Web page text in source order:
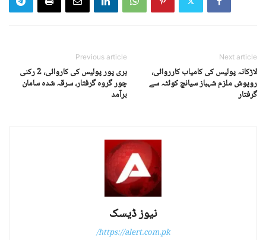
Previous article
ہری پور پولیس کی کاروائی، 2 رکنی
چور گروہ گرفتار، سرقہ شدہ سامان
برآمد
Next article
لاڑکانہ پولیس کی کامیاب کارروائی،
روپوش ملزم شہباز سیانچ کوئٹہ سے
گرفتار
نیوز ڈیسک
https://alert.com.pk/